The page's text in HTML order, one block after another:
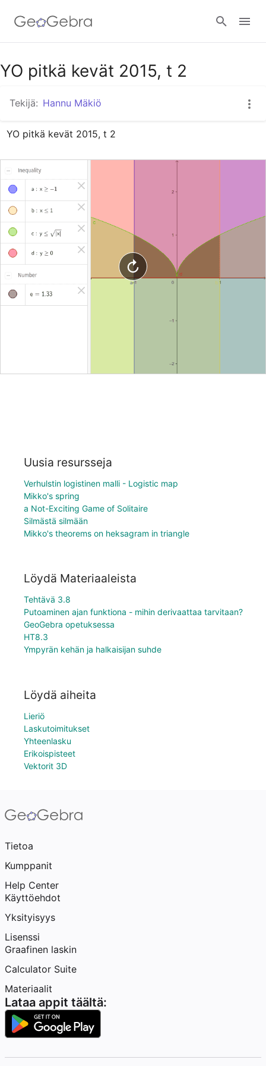
Google Classroom
GeoGebra Classroom
YO pitkä kevät 2015, t 2
Tekijä: Hannu Mäkiö
YO pitkä kevät 2015, t 2
Uusia resursseja
Verhulstin logistinen malli - Logistic map
Mikko's spring
a Not-Exciting Game of Solitaire
Silmästä silmään
Mikko's theorems on heksagram in triangle
Löydä Materiaaleista
Tehtävä 3.8
Putoaminen ajan funktiona - mihin derivaattaa tarvitaan?
GeoGebra opetuksessa
HT8.3
Ympyrän kehän ja halkaisijan suhde
Löydä aiheita
Lieriö
Laskutoimitukset
Yhteenlasku
Erikoispisteet
Vektorit 3D
Tietoa
Kumppanit
Help Center
Käyttöehdot
Yksityisyys
Lisenssi
Graafinen laskin
Calculator Suite
Materiaalit
Lataa appit täältä: